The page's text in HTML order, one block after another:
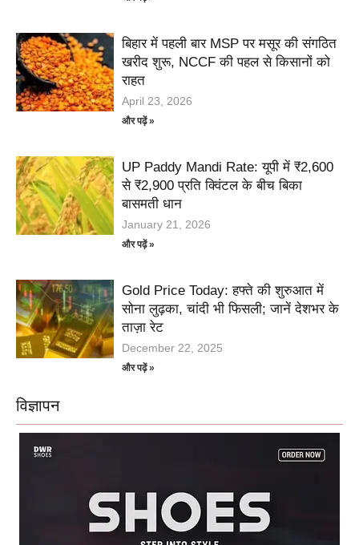
बिहार में पहली बार MSP पर मसूर की संगठित
खरीद शुरू, NCCF की पहल से किसानों को
राहत
April 23, 2026
और पढ़ें »
UP Paddy Mandi Rate: यूपी में ₹2,600
से ₹2,900 प्रति क्विंटल के बीच बिका
बासमती धान
January 21, 2026
और पढ़ें »
Gold Price Today: हफ्ते की शुरुआत में
सोना लुढ़का, चांदी भी फिसली; जानें देशभर के
ताज़ा रेट
December 22, 2025
और पढ़ें »
विज्ञापन